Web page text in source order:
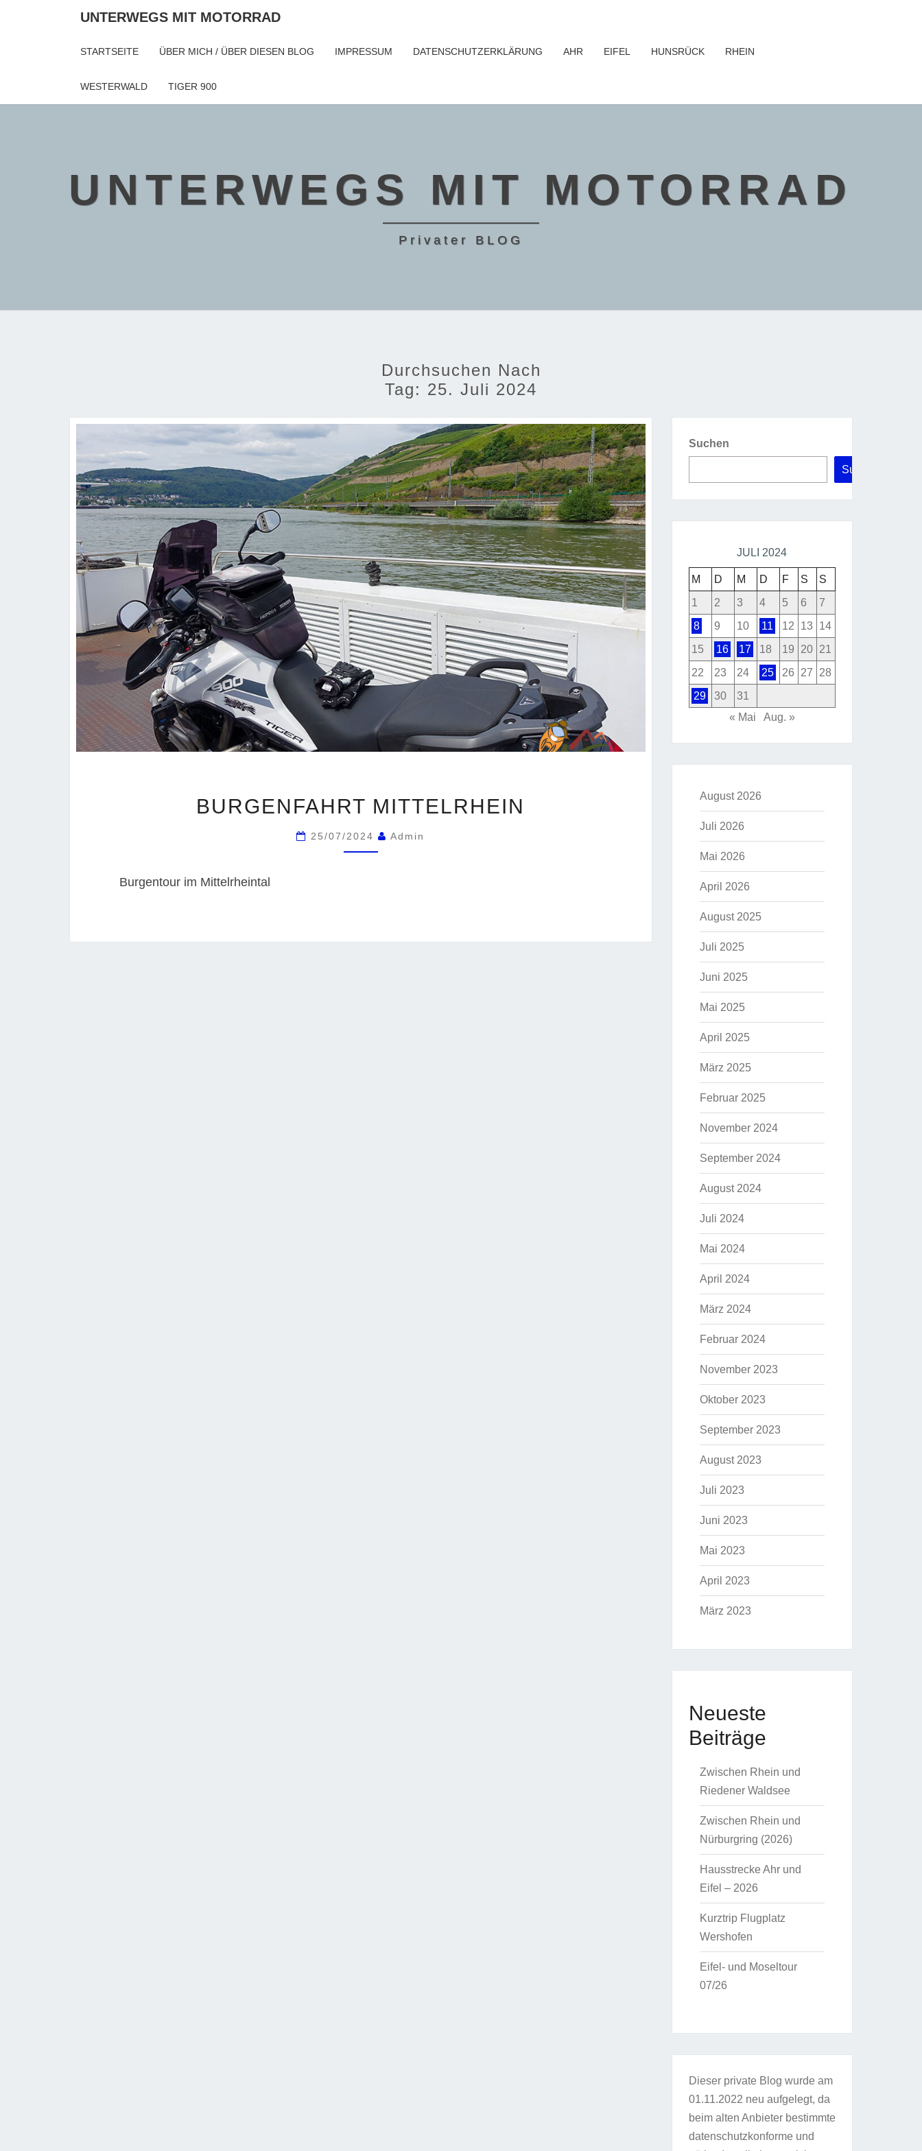
UNTERWEGS MIT MOTORRAD
STARTSEITE ÜBER MICH / ÜBER DIESEN BLOG IMPRESSUM DATENSCHUTZERKLÄRUNG AHR EIFEL HUNSRÜCK RHEIN
WESTERWALD TIGER 900
UNTERWEGS MIT MOTORRAD
Privater BLOG
Durchsuchen Nach
Tag: 25. Juli 2024
MITTELRHEIN
BURGENFAHRT MITTELRHEIN
25/07/2024 Admin
Burgentour im Mittelrheintal
Suchen
Suchen
JULI 2024
M D M D F S
S
1
2 3 4 5 6
7
8
9 10 11 12 13
14
15
16 17 18 19 20
21
22
23 24 25 26 27
28
29
30
31
« Mai
Aug. »
August 2026
Juli 2026
Mai 2026
April 2026
August 2025
Juli 2025
Juni 2025
Mai 2025
April 2025
März 2025
Februar 2025
November 2024
September 2024
August 2024
Juli 2024
Mai 2024
April 2024
März 2024
Februar 2024
November 2023
Oktober 2023
September 2023
August 2023
Juli 2023
Juni 2023
Mai 2023
April 2023
März 2023
Neueste
Beiträge
Zwischen Rhein und
Riedener Waldsee
Zwischen Rhein und
Nürburgring (2026)
Hausstrecke Ahr und
Eifel – 2026
Kurztrip Flugplatz
Wershofen
Eifel- und Moseltour
07/26
Dieser private Blog wurde am
01.11.2022 neu aufgelegt, da
beim alten Anbieter bestimmte
datenschutzkonforme und